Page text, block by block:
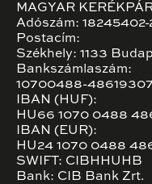
MAGYAR
Adószám: 18245402-
Postacím:
Székhely: 1133
Bankszámlaszám:
10700488-
IBAN (HUF):
HU66 1070 0488
IBAN (EUR):
HU24 1070 0488
SWIFT: CIBHHUHB
Bank: CIB Bank Zrt.